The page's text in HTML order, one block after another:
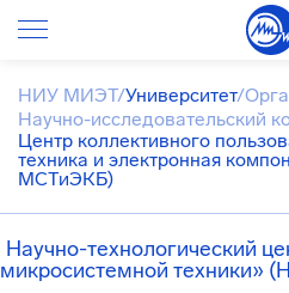
НИУ МИЭТ/Университет/
Научно-исследовательский
Центр коллективного
техника и электронная
МСТиЭКБ)
Научно-технологический
микросистемной техники»